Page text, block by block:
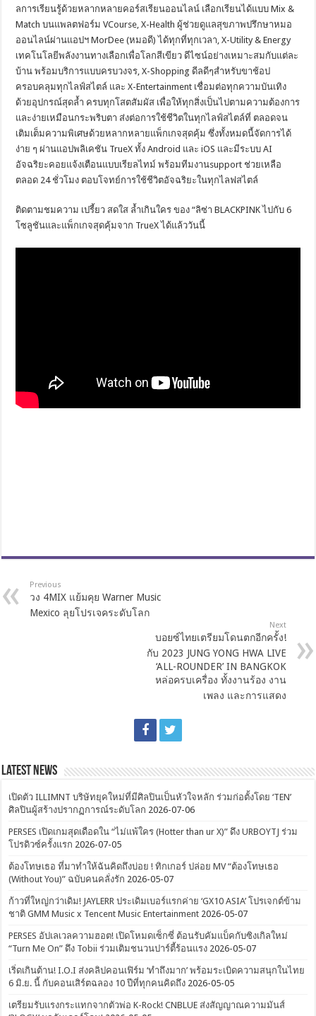
ลการเรียนรู้ด้วยหลากหลายคอร์สเรียนออนไลน์ เลือกเรียนได้แบบ Mix &
Match บนแพลตฟอร์ม VCourse, X-Health ผู้ช่วยดูแลสุขภาพปรึกษาหมอ
ออนไลน์ผ่านแอปฯ MorDee (หมอดี) ได้ทุกที่ทุกเวลา, X-Utility & Energy
เทคโนโลยีพลังงานทางเลือกเพื่อโลกสีเขียว ดีไซน์อย่างเหมาะสมกับแต่ละ
บ้าน พร้อมบริการแบบครบวงจร, X-Shopping ดีลดีๆสำหรับขาช้อป
ครอบคลุมทุกไลฟ์สไตล์ และ X-Entertainment เชื่อมต่อทุกความบันเทิง
ด้วยอุปกรณ์สุดล้ำ ครบทุกโสตสัมผัส เพื่อให้ทุกสิ่งเป็นไปตามความต้องการ
และง่ายเหมือนกระพริบตา ส่งต่อการใช้ชีวิตในทุกไลฟ์สไตล์ที่ ตลอดจน
เติมเต็มความพิเศษด้วยหลากหลายแพ็กเกจสุดคุ้ม ซึ่งทั้งหมดนี้จัดการได้
ง่าย ๆ ผ่านแอปพลิเคชัน TrueX ทั้ง Android และ iOS และมีระบบ AI
อัจฉริยะคอยแจ้งเตือนแบบเรียลไทม์ พร้อมทีมงานsupport ช่วยเหลือ
ตลอด 24 ชั่วโมง ตอบโจทย์การใช้ชีวิตอัจฉริยะในทุกไลฟสไตล์
ติดตามชมความ เปรี้ยว สดใส ล้ำเกินใคร ของ “ลิซ่า BLACKPINK ไปกับ 6
โซลูชันและแพ็กเกจสุดคุ้มจาก TrueX ได้แล้ววันนี้
Previous
วง 4MIX แย้มคุย Warner Music
Mexico ลุยโปรเจคระดับโลก
Next
บอยซ์ไทยเตรียมโดนตกอีกครั้ง!
กับ 2023 JUNG YONG HWA LIVE
‘ALL-ROUNDER’ IN BANGKOK
หล่อครบเครื่อง ทั้งงานร้อง งาน
เพลง และการแสดง
Latest News
เปิดตัว ILLIMNT บริษัทยุคใหม่ที่มีศิลปินเป็นหัวใจหลัก ร่วมก่อตั้งโดย ‘TEN’
ศิลปินผู้สร้างปรากฏการณ์ระดับโลก 2026-07-06
PERSES เปิดเกมสุดเดือดใน “ไม่แพ้ใคร (Hotter than ur X)” ดึง URBOYTJ ร่วม
โปรดิวซ์ครั้งแรก 2026-07-05
ต้องโทษเธอ ที่มาทำให้ฉันคิดถึงบ่อย ! ทิกเกอร์ ปล่อย MV “ต้องโทษเธอ
(Without You)” ฉบับคนคลั่งรัก 2026-05-07
ก้าวที่ใหญ่กว่าเดิม! JAYLERR ประเดิมเบอร์แรกค่าย ‘GX10 ASIA’ โปรเจกต์ข้าม
ชาติ GMM Music x Tencent Music Entertainment 2026-05-07
PERSES อัปเลเวลความฮอต! เปิดโหมดเซ็กซี่ ต้อนรับคัมแบ็คกับซิงเกิลใหม่
“Turn Me On” ดึง Tobii ร่วมเติมชนวนปาร์ตี้ร้อนแรง 2026-05-07
เริ่ดเกินต้าน! I.O.I ส่งคลิปคอนเฟิร์ม ‘ทำถึงมาก’ พร้อมระเบิดความสนุกในไทย
6 มิ.ย. นี้ กับคอนเสิร์ตฉลอง 10 ปีที่ทุกคนคิดถึง 2026-05-05
เตรียมรับแรงกระแทกจากตัวพ่อ K-Rock! CNBLUE ส่งสัญญาณความมันส์